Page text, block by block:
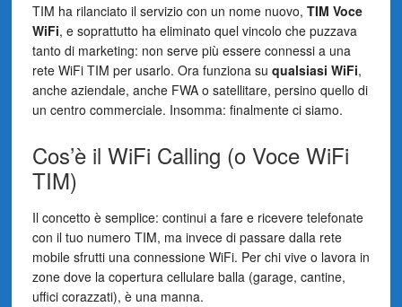
TIM ha rilanciato il servizio con un nome nuovo, TIM Voce
WiFi, e soprattutto ha eliminato quel vincolo che puzzava
tanto di marketing: non serve più essere connessi a una
rete WiFi TIM per usarlo. Ora funziona su qualsiasi WiFi,
anche aziendale, anche FWA o satellitare, persino quello di
un centro commerciale. Insomma: finalmente ci siamo.
Cos’è il WiFi Calling (o Voce WiFi
TIM)
Il concetto è semplice: continui a fare e ricevere telefonate
con il tuo numero TIM, ma invece di passare dalla rete
mobile sfrutti una connessione WiFi. Per chi vive o lavora in
zone dove la copertura cellulare balla (garage, cantine,
uffici corazzati), è una manna.